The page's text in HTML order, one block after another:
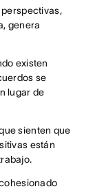
genera
existen
se
lugar de
sienten que
están